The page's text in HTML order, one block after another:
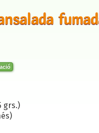
grs.)